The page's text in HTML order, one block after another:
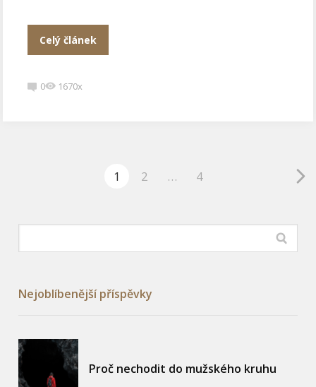
Celý článek
0 1670x
1 2 … 4
Nejoblíbenější příspěvky
Proč nechodit do mužského kruhu